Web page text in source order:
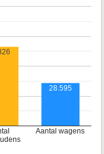
Aantal wagens
28.595